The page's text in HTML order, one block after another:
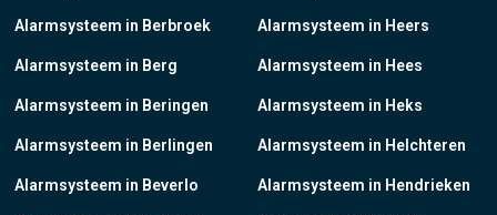
Alarmsysteem in Berbroek
Alarmsysteem in Berg
Alarmsysteem in Beringen
Alarmsysteem in Berlingen
Alarmsysteem in Beverlo
Alarmsysteem in Heers
Alarmsysteem in Hees
Alarmsysteem in Heks
Alarmsysteem in Helchteren
Alarmsysteem in Hendrieken